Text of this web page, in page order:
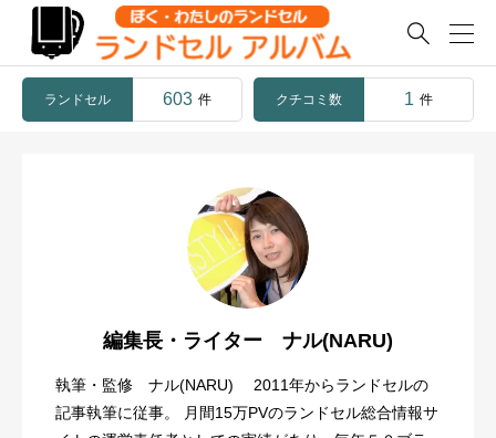

ランドセル 603 件 クチコミ数 1 件
編集長・ライター ナル(NARU)
執筆・監修 ナル(NARU) 2011年からランドセルの
記事執筆に従事。 月間15万PVのランドセル総合情報サ